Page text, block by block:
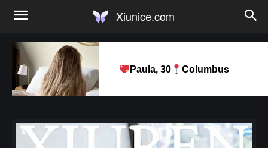
Xiunice.com
Paula, 30 Columbus